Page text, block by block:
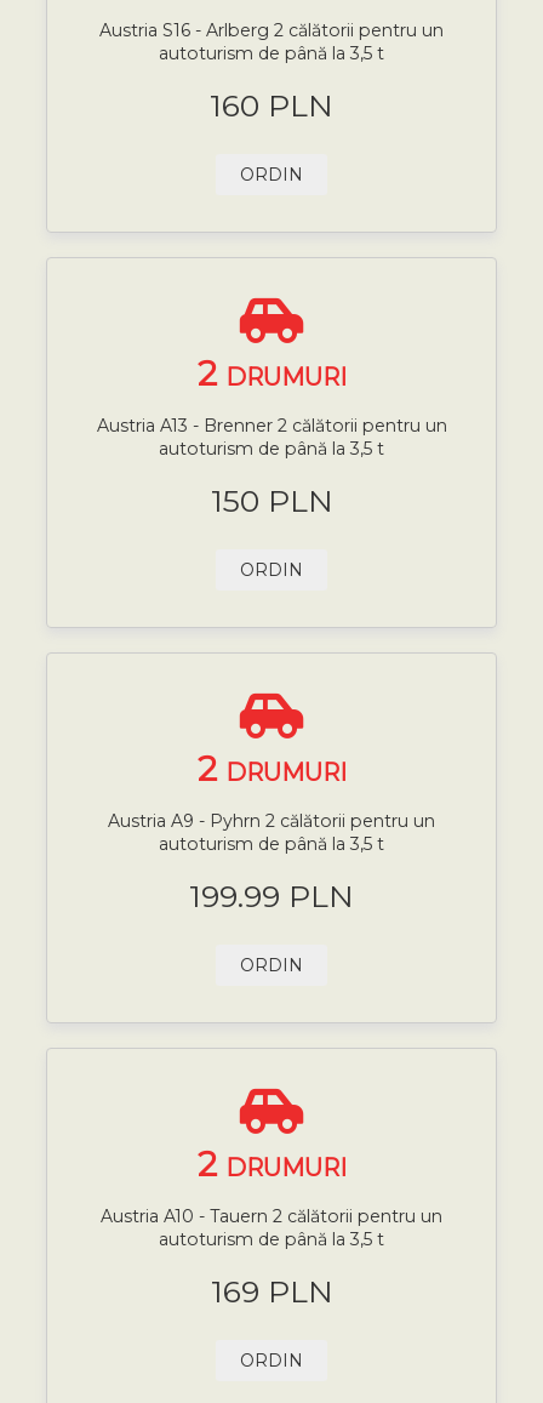
Austria S16 - Arlberg 2 călătorii pentru un
autoturism de până la 3,5 t
160 PLN
ORDIN
2 DRUMURI
Austria A13 - Brenner 2 călătorii pentru un
autoturism de până la 3,5 t
150 PLN
ORDIN
2 DRUMURI
Austria A9 - Pyhrn 2 călătorii pentru un
autoturism de până la 3,5 t
199.99 PLN
ORDIN
2 DRUMURI
Austria A10 - Tauern 2 călătorii pentru un
autoturism de până la 3,5 t
169 PLN
ORDIN